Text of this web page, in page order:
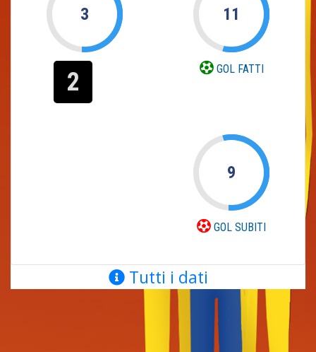
3
2
11
GOL FATTI
9
GOL SUBITI
Tutti i dati